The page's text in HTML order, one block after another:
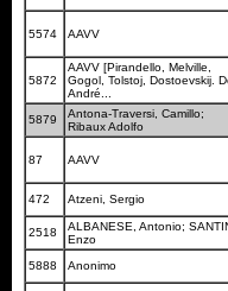
5574 AAVV
5872
AAVV [Pirandello, Melville,
Gogol, Tolstoj, Dostoevskij.
André...
5879
Antona-Traversi, Camillo;
Ribaux Adolfo
87 AAVV
472 Atzeni, Sergio
2518
ALBANESE, Antonio;
Enzo
5888 Anonimo